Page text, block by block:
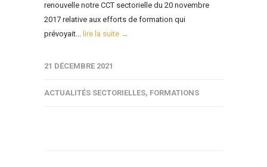
renouvelle notre CCT sectorielle du 20 novembre
2017 relative aux efforts de formation qui
prévoyait... lire la suite →
21 DÉCEMBRE 2021
ACTUALITÉS SECTORIELLES, FORMATIONS